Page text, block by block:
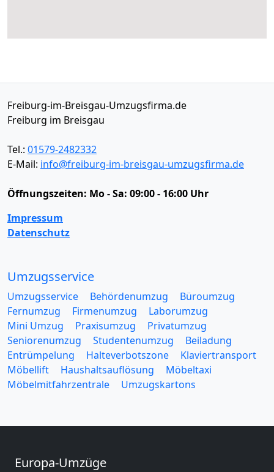
Freiburg-im-Breisgau-Umzugsfirma.de
Freiburg im Breisgau
Tel.: 01579-2482332
E-Mail: info@freiburg-im-breisgau-umzugsfirma.de
Öffnungszeiten: Mo - Sa: 09:00 - 16:00 Uhr
Impressum
Datenschutz
Umzugsservice
Umzugsservice Behördenumzug
Büroumzug
Fernumzug
Firmenumzug
Laborumzug
Mini Umzug
Praxisumzug
Privatumzug
Seniorenumzug
Studentenumzug
Beiladung
Entrümpelung
Halteverbotszone
Klaviertransport
Möbellift
Haushaltsauflösung
Möbeltaxi
Möbelmitfahrzentrale
Umzugskartons
Europa-Umzüge